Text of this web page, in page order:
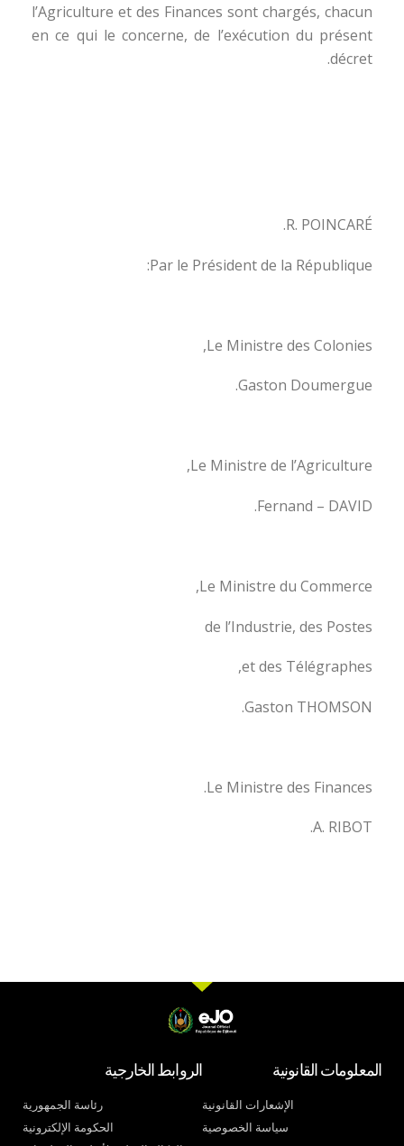
l’Agriculture et des Finances sont chargés, chacun
en ce qui le concerne, de l’exécution du présent
décret.
R. POINCARÉ.
Par le Président de la République:
Le Ministre des Colonies,
Gaston Doumergue.
Le Ministre de l’Agriculture,
Fernand – DAVID.
Le Ministre du Commerce,
de l’Industrie, des Postes
et des Télégraphes,
Gaston THOMSON.
Le Ministre des Finances.
A. RIBOT.
المعلومات القانونية
الإشعارات القانونية
سياسة الخصوصية
الروابط الخارجية
رئاسة الجمهورية
الحكومة الإلكترونية